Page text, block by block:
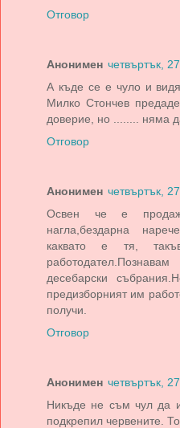
Отговор
Анонимен четвъртък,
А къде се е чуло и
Милко Стончев
доверие, но ........ няма
Отговор
Анонимен четвъртък,
Освен че е
нагла,бездарна
каквато е тя,
десебарски
предизборният им
получи.
Отговор
Анонимен четвъртък,
Никъде не съм чул да
подкрепил червените.